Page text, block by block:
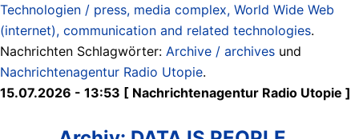
Technologien / press, media complex, World Wide Web
(internet), communication and related technologies.
Nachrichten Schlagwörter: Archive / archives und
Nachrichtenagentur Radio Utopie.
15.07.2026 - 13:53 [ Nachrichtenagentur Radio Utopie ]